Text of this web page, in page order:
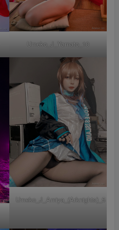
Umeko_J_Yamato_10
Umeko_J_Amiya_(Arknights)_5